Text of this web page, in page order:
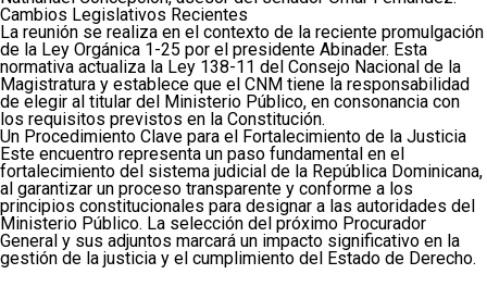
Cambios Legislativos Recientes
La reunión se realiza en el contexto de la reciente promulgación
de la Ley Orgánica 1-25 por el presidente Abinader. Esta
normativa actualiza la Ley 138-11 del Consejo Nacional de la
Magistratura y establece que el CNM tiene la responsabilidad
de elegir al titular del Ministerio Público, en consonancia con
los requisitos previstos en la Constitución.
Un Procedimiento Clave para el Fortalecimiento de la Justicia
Este encuentro representa un paso fundamental en el
fortalecimiento del sistema judicial de la República Dominicana,
al garantizar un proceso transparente y conforme a los
principios constitucionales para designar a las autoridades del
Ministerio Público. La selección del próximo Procurador
General y sus adjuntos marcará un impacto significativo en la
gestión de la justicia y el cumplimiento del Estado de Derecho.